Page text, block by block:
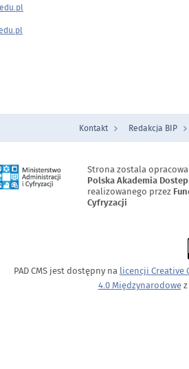
Kontakt Redakcja BIP
Strona zostala
Polska Akademia
realizowanego przez
Cyfryzacji
PAD CMS jest dostępny na licencji Creative
4.0 Międzynarodowez